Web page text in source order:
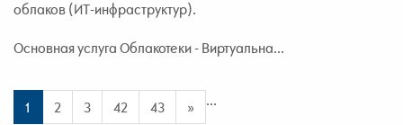
облаков (ИТ-инфраструктур).
Основная услуга Облакотеки - Виртуальна...
1 2 3 ...
42 43 »